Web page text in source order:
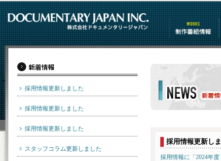
制作番組情報
採用情報更新し
採用情報に「2024年
採用情報更新しました
採用情報更新しました
採用情報更新しました
スタッフコラム更新しました